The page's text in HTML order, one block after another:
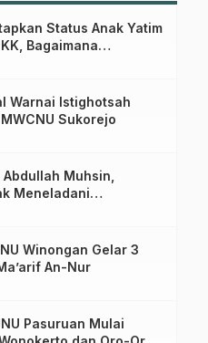
Status Anak Yatim
Bagaimana
Warnai Istighotsah
Sukorejo
Muhsin,
Meneladani
Winongan Gelar 3
An-Nur
Pasuruan Mulai